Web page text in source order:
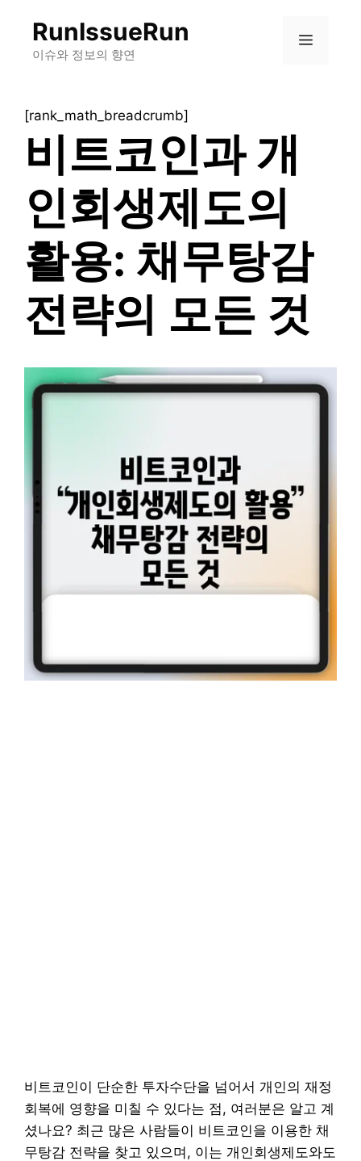
RunIssueRun
이슈와 정보의 향연
메
[rank_math_breadcrumb]
비트코인과 개
인회생제도의
활용: 채무탕감
전략의 모든 것
비트코인이 단순한 투자수단을 넘어서 개인의 재정
회복에 영향을 미칠 수 있다는 점, 여러분은 알고 계
셨나요? 최근 많은 사람들이 비트코인을 이용한 채
무탕감 전략을 찾고 있으며, 이는 개인회생제도와도